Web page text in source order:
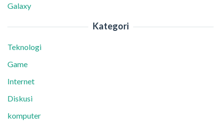
Galaxy
Kategori
Teknologi
Game
Internet
Diskusi
komputer